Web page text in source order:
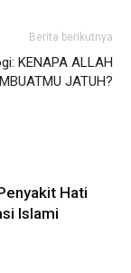
Berita berikutnya
KENAPA ALLAH
JATUH?
Hati
Islami